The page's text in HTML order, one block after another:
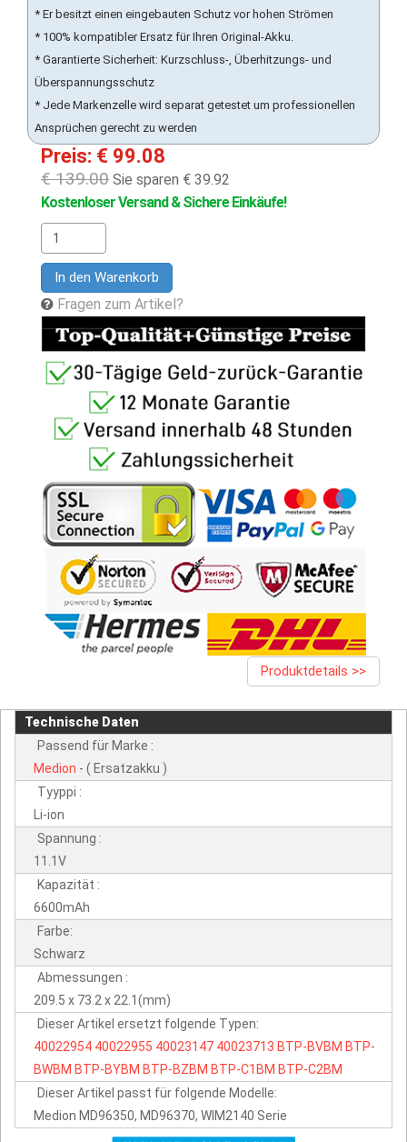
* Er besitzt einen eingebauten Schutz vor hohen Strömen
* 100% kompatibler Ersatz für Ihren Original-Akku.
* Garantierte Sicherheit: Kurzschluss-, Überhitzungs- und
Überspannungsschutz
* Jede Markenzelle wird separat getestet um professionellen
Ansprüchen gerecht zu werden
Preis: € 99.08
€ 139.00 Sie sparen € 39.92
Kostenloser Versand & Sichere Einkäufe!
In den Warenkorb
Fragen zum Artikel?
Produktdetails >>
Technische Daten
Passend für Marke :
Medion - ( Ersatzakku )
Tyyppi :
Li-ion
Spannung :
11.1V
Kapazität :
6600mAh
Farbe:
Schwarz
Abmessungen :
209.5 x 73.2 x 22.1(mm)
Dieser Artikel ersetzt folgende Typen:
40022954 40022955 40023147 40023713 BTP-BVBM BTP-
BWBM BTP-BYBM BTP-BZBM BTP-C1BM BTP-C2BM
Dieser Artikel passt für folgende Modelle:
Medion MD96350, MD96370, WIM2140 Serie